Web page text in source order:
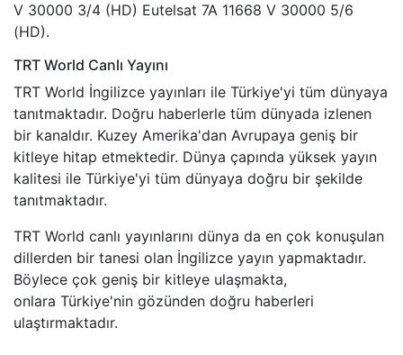
V 30000 3/4 (HD) Eutelsat 7A 11668 V 30000 5/6
(HD).
TRT World Canlı Yayını
TRT World İngilizce yayınları ile Türkiye'yi tüm dünyaya
tanıtmaktadır. Doğru haberlerle tüm dünyada izlenen
bir kanaldır. Kuzey Amerika'dan Avrupaya geniş bir
kitleye hitap etmektedir. Dünya çapında yüksek yayın
kalitesi ile Türkiye'yi tüm dünyaya doğru bir şekilde
tanıtmaktadır.
TRT World canlı yayınlarını dünya da en çok konuşulan
dillerden bir tanesi olan İngilizce yayın yapmaktadır.
Böylece çok geniş bir kitleye ulaşmakta,
onlara Türkiye'nin gözünden doğru haberleri
ulaştırmaktadır.